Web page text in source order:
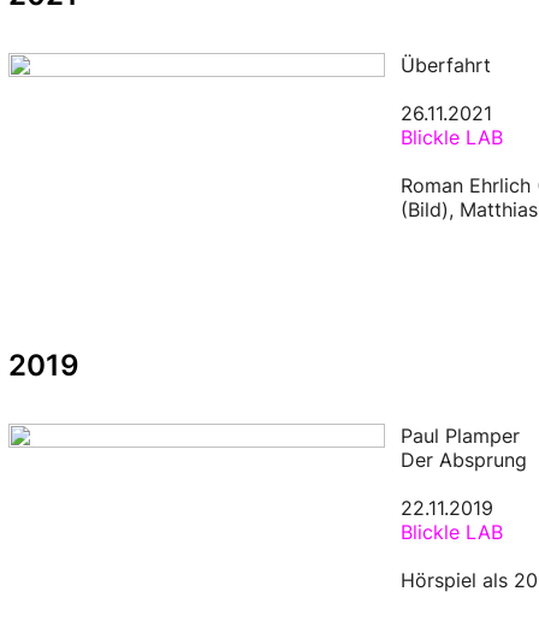
Überfahrt
26.11.2021
Blickle LAB
Roman
(Bild),
2019
Paul Plamper
Der Absprung
22.11.2019
Blickle LAB
Hörspiel als